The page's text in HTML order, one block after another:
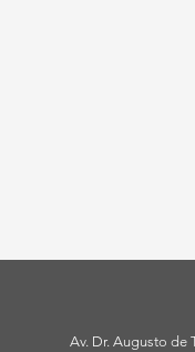
Av. Dr. Augusto de